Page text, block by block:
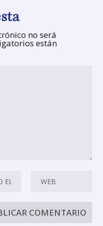
no será
están